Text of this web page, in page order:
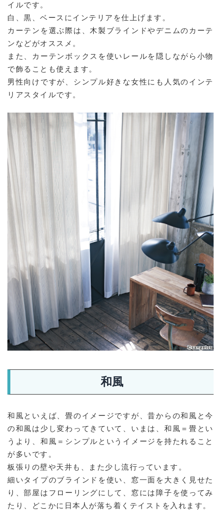
イルです。
白、黒、ベースにインテリアを仕上げます。
カーテンを選ぶ際は、木製ブラインドやデニムのカーテ
ンなどがオススメ。
また、カーテンボックスを使いレールを隠しながら小物
で飾ることも使えます。
男性向けですが、シンプル好きな女性にも人気のインテ
リアスタイルです。
和風
和風といえば、畳のイメージですが、昔からの和風と今
の和風は少し変わってきていて、いまは、和風＝畳とい
うより、和風＝シンプルというイメージを持たれること
が多いです。
板張りの壁や天井も、また少し流行っています。
細いタイプのブラインドを使い、窓一面を大きく見せた
り、部屋はフローリングにして、窓には障子を使ってみ
たり、どこかに日本人が落ち着くテイストを入れます。